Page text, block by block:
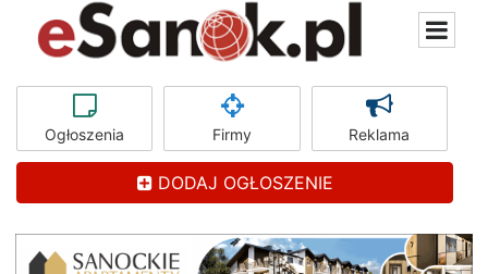
Ogłoszenia Firmy Reklama
DODAJ OGŁOSZENIE